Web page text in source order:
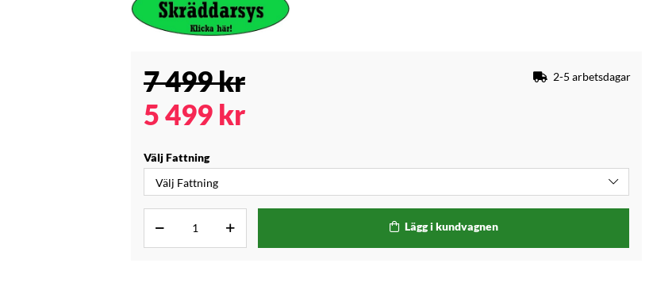
7 499kr
5 499 kr
2-5 arbetsdagar
Välj Fattning
Lägg i kundvagnen